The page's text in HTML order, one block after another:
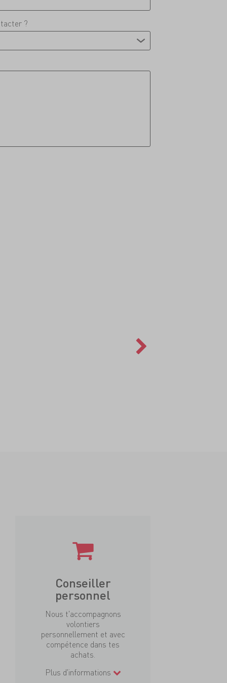
?
Conseiller
personnel
Nous t'accompagnons
volontiers
personnellement et avec
compétence dans tes
achats.
Plus d'informations